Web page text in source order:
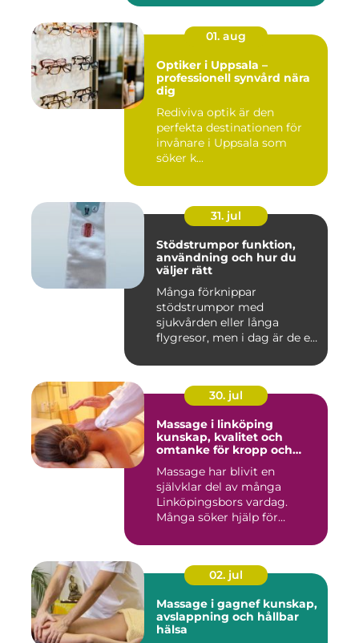
01. aug
Optiker i Uppsala –
professionell synvård nära
dig
Rediviva optik är den
perfekta destinationen för
invånare i Uppsala som
söker k...
31. jul
Stödstrumpor funktion,
användning och hur du
väljer rätt
Många förknippar
stödstrumpor med
sjukvården eller långa
flygresor, men i dag är de ett
30. jul
Massage i linköping
kunskap, kvalitet och
omtanke för kropp och
Massage har blivit en
självklar del av många
Linköpingsbors vardag.
Många söker hjälp för
02. jul
Massage i gagnef kunskap,
avslappning och hållbar
hälsa